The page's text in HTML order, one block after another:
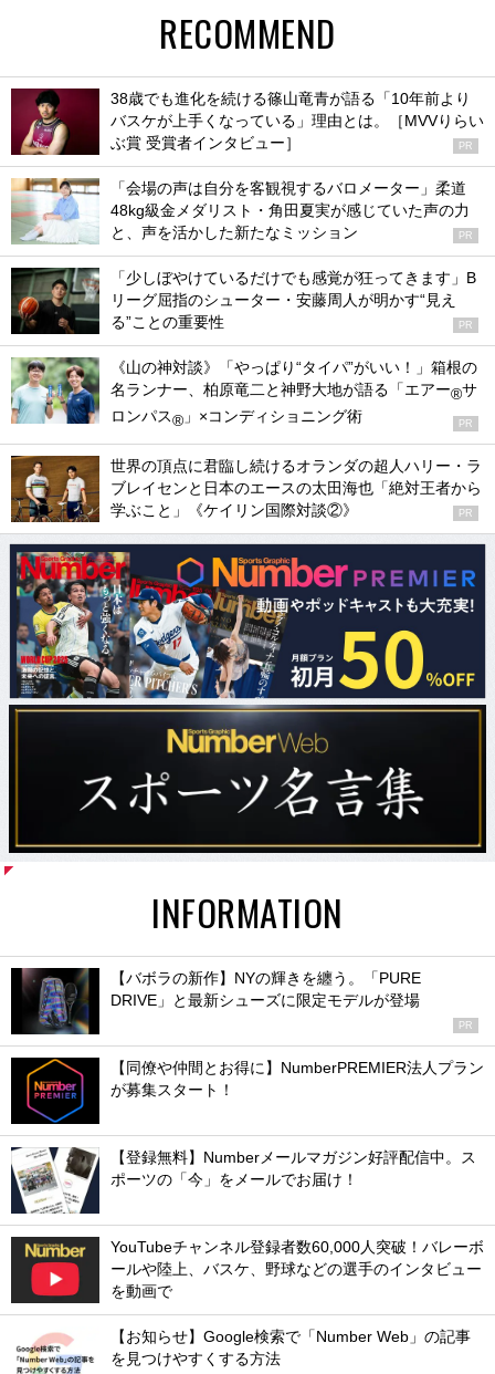
RECOMMEND
38歳でも進化を続ける篠山竜青が語る「10年前より
バスケが上手くなっている」理由とは。［MVVりらい
ぶ賞 受賞者インタビュー］
PR
「会場の声は自分を客観視するバロメーター」柔道
48kg級金メダリスト・角田夏実が感じていた声の力
と、声を活かした新たなミッション
PR
「少しぼやけているだけでも感覚が狂ってきます」B
リーグ屈指のシューター・安藤周人が明かす“見え
る”ことの重要性
PR
《山の神対談》「やっぱり“タイパ”がいい！」箱根の
名ランナー、柏原竜二と神野大地が語る「エアー®サ
ロンパス® 」×コンディショニング術 PR
世界の頂点に君臨し続けるオランダの超人ハリー・ラ
ブレイセンと日本のエースの太田海也「絶対王者から
学ぶこと」《ケイリン国際対談②》
PR
INFORMATION
【バボラの新作】NYの輝きを纏う。「PURE
DRIVE」と最新シューズに限定モデルが登場
PR
【同僚や仲間とお得に】NumberPREMIER法人プラン
が募集スタート！
【登録無料】Numberメールマガジン好評配信中。ス
ポーツの「今」をメールでお届け！
YouTubeチャンネル登録者数60,000人突破！バレーボ
ールや陸上、バスケ、野球などの選手のインタビュー
を動画で
【お知らせ】Google検索で「Number Web」の記事
を見つけやすくする方法